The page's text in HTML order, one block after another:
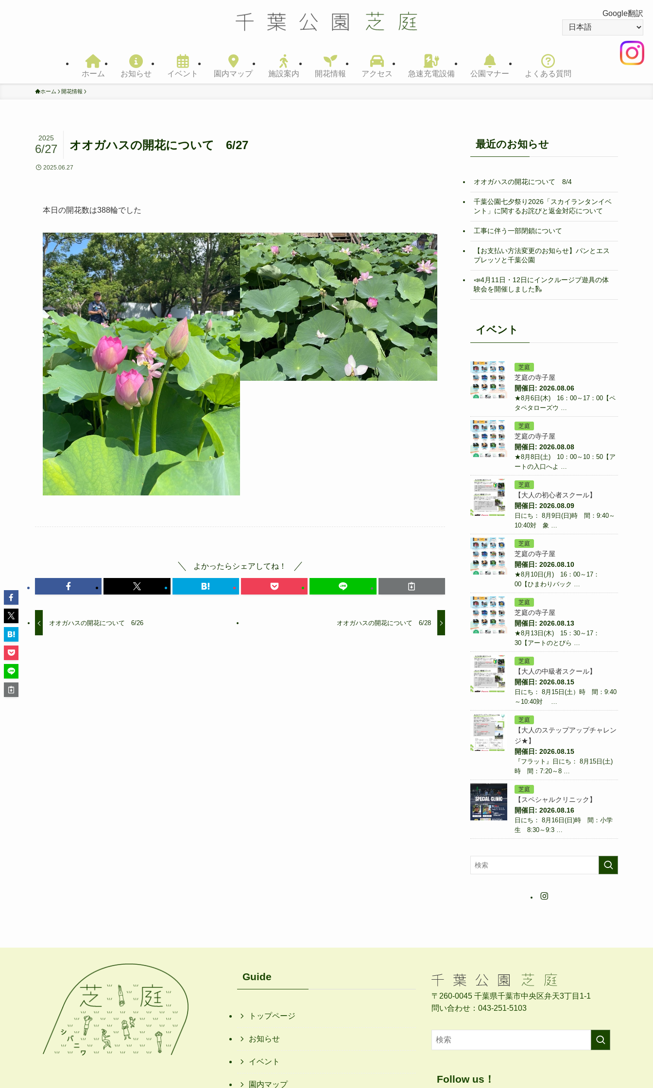
ホーム お知らせ イベント 園内マップ 施設案内 開花情報 アクセス 急速充電設備 公園マナー よくある質問
Google翻訳
ホーム 開花情報
オオガハスの開花について 6/27
2025
6/27
2025.06.27
本日の開花数は388輪でした
よかったらシェアしてね！
オオガハスの開花について 6/26 オオガハスの開花について 6/28
最近のお知らせ
オオガハスの開花について 8/4
千葉公園七夕祭り2026「スカイランタンイベ
ント」に関するお詫びと返金対応について
工事に伴う一部閉鎖について
【お支払い方法変更のお知らせ】パンとエス
プレッソと千葉公園
📣4月11日・12日にインクルージブ遊具の体
験会を開催しました🛝
イベント
芝庭
芝庭の寺子屋
開催日: 2026.08.06
★8月6日(木) 16：00～17：00【ペ
タペタローズウ …
芝庭
芝庭の寺子屋
開催日: 2026.08.08
★8月8日(土) 10：00～10：50【ア
ートの入口へよ …
芝庭
【大人の初心者スクール】
開催日: 2026.08.09
日にち： 8月9日(日)時 間：9:40～
10:40対 象 …
芝庭
芝庭の寺子屋
開催日: 2026.08.10
★8月10日(月) 16：00～17：
00【ひまわりバック …
芝庭
芝庭の寺子屋
開催日: 2026.08.13
★8月13日(木) 15：30～17：
30【アートのとびら …
芝庭
【大人の中級者スクール】
開催日: 2026.08.15
日にち： 8月15日(土）時 間：9:40
～10:40対 …
芝庭
【大人のステップアップチャレン
ジ★】
開催日: 2026.08.15
『フラット』日にち： 8月15日(土)
時 間：7:20～8 …
芝庭
【スペシャルクリニック】
開催日: 2026.08.16
日にち： 8月16日(日)時 間：小学
生 8:30～9:3 …
Guide
トップページ
お知らせ
イベント
園内マップ
〒260-0045 千葉県千葉市中央区弁天3丁目1-1
問い合わせ：043-251-5103
Follow us！